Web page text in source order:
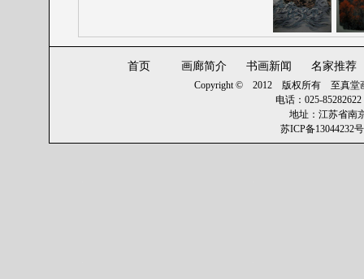
首页 画廊简介 书画新闻 名家推荐
Copyright © 2012 版权所有 至真堂
电话：025-
地址：江苏省南
苏ICP备13044232